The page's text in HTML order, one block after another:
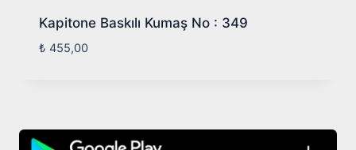
Kapitone Baskılı Kumaş No : 349
₺ 455,00